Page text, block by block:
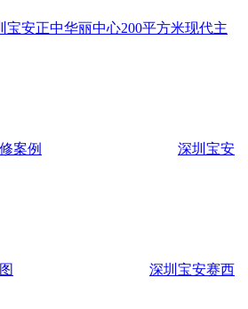
宝安正中华丽中心200平方米现代主
案例 深圳宝安
深圳宝安赛西